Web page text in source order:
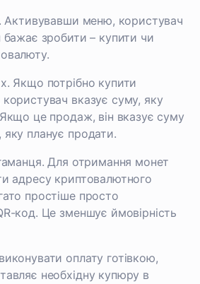
Активувавши меню, користувач
бажає зробити – купити чи
Якщо потрібно купити
вказує суму, яку
це продаж, він вказує суму
планує продати.
гаманця. Для отримання монет
адресу криптовалютного
простіше просто
код. Це зменшує ймовірність
оплату готівкою,
необхідну купюру в